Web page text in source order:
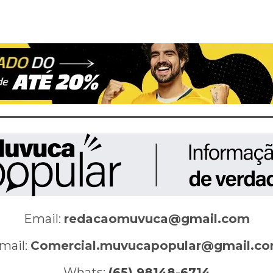
Email: redacaomuvuca@gmail.com